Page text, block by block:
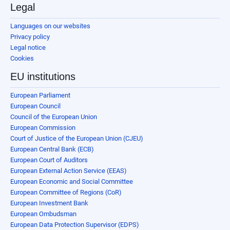
Legal
Languages on our websites
Privacy policy
Legal notice
Cookies
EU institutions
European Parliament
European Council
Council of the European Union
European Commission
Court of Justice of the European Union (CJEU)
European Central Bank (ECB)
European Court of Auditors
European External Action Service (EEAS)
European Economic and Social Committee
European Committee of Regions (CoR)
European Investment Bank
European Ombudsman
European Data Protection Supervisor (EDPS)